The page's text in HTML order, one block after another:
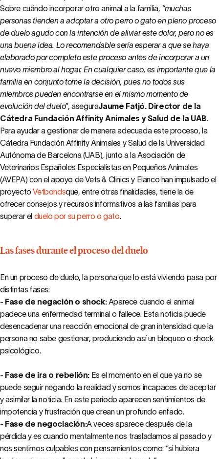
Sobre cuándo incorporar otro animal a la familia, “muchas
personas tienden a adoptar a otro perro o gato en pleno proceso
de duelo agudo con la intención de aliviar este dolor, pero no es
una buena idea. Lo recomendable sería esperar a que se haya
elaborado por completo este proceso antes de incorporar a un
nuevo miembro al hogar. En cualquier caso, es importante que la
familia en conjunto tome la decisión, pues no todos sus
miembros pueden encontrarse en el mismo momento de
evolución del duelo”, aseguraJaume Fatjó. Director de la
Cátedra Fundación Affinity Animales y Salud de la UAB.
Para ayudar a gestionar de manera adecuada este proceso, la
Cátedra Fundación Affinity Animales y Salud de la Universidad
Autónoma de Barcelona (UAB), junto a la Asociación de
Veterinarios Españoles Especialistas en Pequeños Animales
(AVEPA) con el apoyo de Vets & Clinics y Elanco han impulsado el
proyectoVetbondsque, entre otras finalidades, tiene la de
ofrecer consejos y recursos informativos a las familias para
superar el duelo por su perro o gato.
Las fases durante el proceso del duelo
En un proceso de duelo, la persona que lo está viviendo pasa por
distintas fases:
- Fase de negación o shock:Aparece cuando el animal
padece una enfermedad terminal o fallece. Esta noticia puede
desencadenar una reacción emocional de gran intensidad que la
persona no sabe gestionar, produciendo así un bloqueo o shock
psicológico.
- Fase de ira o rebelión: Es el momento en el que ya no se
puede seguir negando la realidad y somos incapaces de aceptar
y asimilar la noticia. En este periodo aparecen sentimientos de
impotencia y frustración que crean un profundo enfado.
- Fase de negociación:A veces aparece después de la
pérdida y es cuando mentalmente nos trasladamos al pasado y
nos sentimos culpables con pensamientos como: “si hubiera